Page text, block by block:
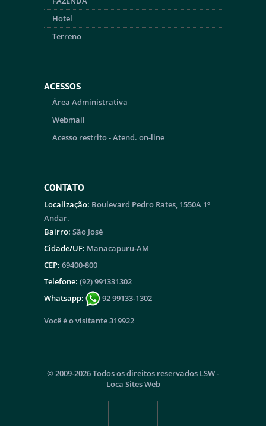
Hotel
Terreno
ACESSOS
Área Administrativa
Webmail
Acesso restrito - Atend. on-line
CONTATO
Localização: Boulevard Pedro Rates, 1550A 1º
Andar.
Bairro: São José
Cidade/UF: Manacapuru-AM
CEP: 69400-800
Telefone: (92) 991331302
Whatsapp:
92 99133-1302
Você é o visitante 319922
© 2009-2026 Todos os direitos reservados LSW -
Loca Sites Web